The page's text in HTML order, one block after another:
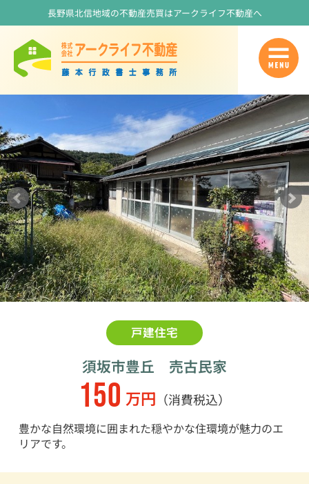
長野県北信地域の不動産売買はアークライフ不動産へ
戸建住宅
須坂市豊丘 売古民家
150 万円 （消費税込）
豊かな自然環境に囲まれた穏やかな住環境が魅力のエ
リアです。